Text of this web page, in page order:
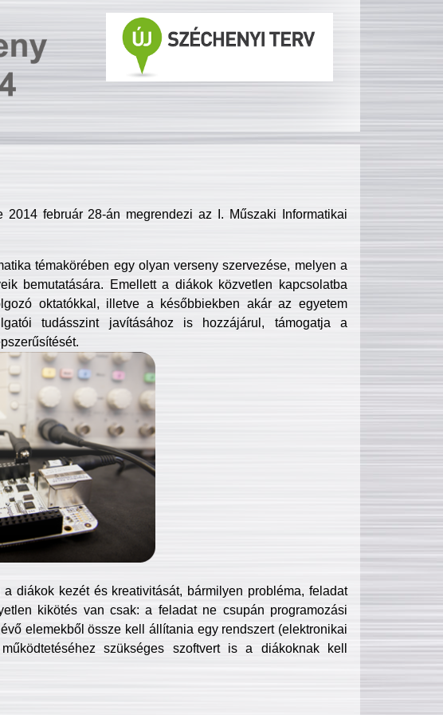
február 28-án megrendezi az I. Műszaki Informatikai
témakörében egy olyan verseny szervezése, melyen a
bemutatására. Emellett a diákok közvetlen kapcsolatba
oktatókkal, illetve a későbbiekben akár az egyetem
tudásszint javításához is hozzájárul, támogatja a
diákok kezét és kreativitását, bármilyen probléma, feladat
kikötés van csak: a feladat ne csupán programozási
elemekből össze kell állítania egy rendszert (elektronikai
szükséges szoftvert is a diákoknak kell